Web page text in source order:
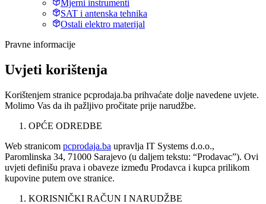
Mjerni instrumenti
SAT i antenska tehnika
Ostali elektro materijal
Pravne informacije
Uvjeti korištenja
Korištenjem stranice pcprodaja.ba prihvaćate dolje navedene uvjete.
Molimo Vas da ih pažljivo pročitate prije narudžbe.
OPĆE ODREDBE
Web stranicom pcprodaja.ba upravlja IT Systems d.o.o.,
Paromlinska 34, 71000 Sarajevo (u daljem tekstu: “Prodavac”). Ovi
uvjeti definišu prava i obaveze između Prodavca i kupca prilikom
kupovine putem ove stranice.
KORISNIČKI RAČUN I NARUDŽBE